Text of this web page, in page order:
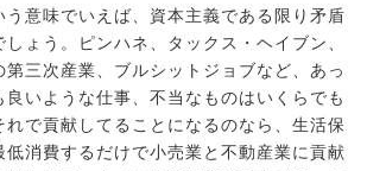
う意味でいえば、資本主義である限り矛盾
ょう。ピンハネ、タックス・ヘイブン、
第三次産業、ブルシットジョブなど、あっ
良いような仕事、不当なものはいくらでも
れで貢献してることになるのなら、生活保
低消費するだけで小売業と不動産業に貢献